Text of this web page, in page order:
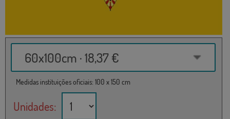
60x100cm · 18,37 €
Medidas instituições oficiais: 100 x 150 cm
Unidades: